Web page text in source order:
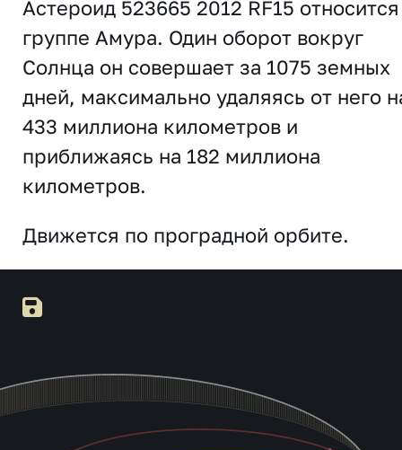
Астероид 523665 2012 RF15
группе Амура. Один оборот вокруг
Солнца он совершает за 1075 земных
дней, максимально удаляясь от него
433 миллиона километров и
приближаясь на 182 миллиона
километров.
Движется по проградной орбите.